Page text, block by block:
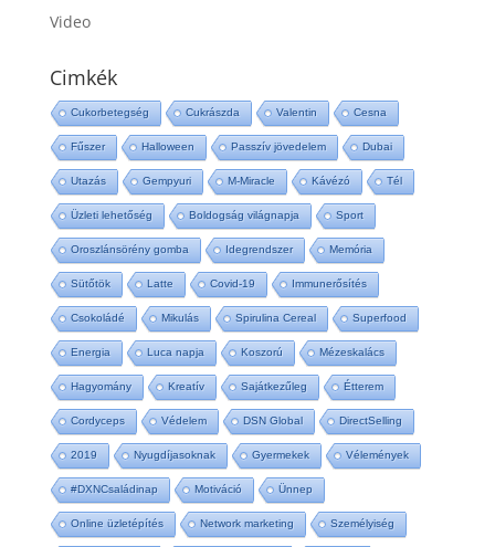
Video
Cimkék
Cukorbetegség Cukrászda Valentin Cesna
Fűszer Halloween Passzív jövedelem Dubai
Utazás Gempyuri M-Miracle Kávézó Tél
Üzleti lehetőség Boldogság világnapja Sport
Oroszlánsörény gomba Idegrendszer Memória
Sütőtök Latte Covid-19 Immunerősítés
Csokoládé Mikulás Spirulina Cereal Superfood
Energia Luca napja Koszorú Mézeskalács
Hagyomány Kreatív Sajátkezűleg Étterem
Cordyceps Védelem DSN Global DirectSelling
2019 Nyugdíjasoknak Gyermekek Vélemények
#DXNCsaládinap Motiváció Ünnep
Online üzletépítés Network marketing Személyiség